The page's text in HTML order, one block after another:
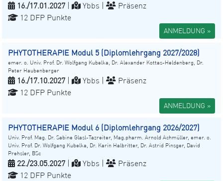
16./17.01.2027 Ybbs |
Präsenz
12 DFP Punkte
ANMELDUNG »
PHYTOTHERAPIE Modul 5 (Diplomlehrgang 2027/2028)
emer. o. Univ. Prof. Dr. Wolfgang Kubelka, Dr. Alexander Kottas-Heldenberg, Dr.
Peter Haubenberger
16./17.10.2027 Ybbs |
Präsenz
12 DFP Punkte
ANMELDUNG »
PHYTOTHERAPIE Modul 6 (Diplomlehrgang 2026/2027)
Univ. Prof. Mag. Dr. Sabine Glasl-Tazreiter, Mag.pharm. Arnold Achmüller, emer. o.
Univ. Prof. Dr. Wolfgang Kubelka, Dr. Karin Halbritter, Dr. Astrid Pinsger, David
Prehsler, BSc
22./23.05.2027 Ybbs |
Präsenz
12 DFP Punkte